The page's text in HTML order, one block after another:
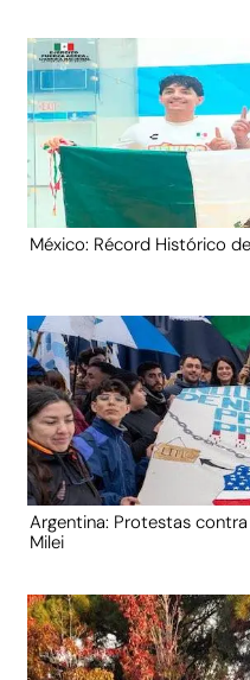
México: Récord Histórico
Argentina: Protestas
Milei